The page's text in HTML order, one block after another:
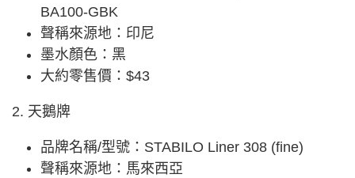
BA100-GBK
聲稱來源地：印尼
墨水顏色：黑
大約零售價：$43
2. 天鵝牌
品牌名稱/型號：STABILO Liner 308 (fine)
聲稱來源地：馬來西亞